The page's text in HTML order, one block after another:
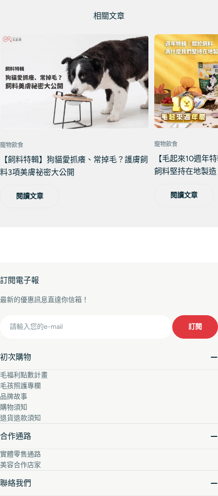
相關文章
寵物飲食
【飼料特輯】狗貓愛抓癢、常掉毛？護膚飼
料3項美膚祕密大公開
閱讀文章
寵物飲食
【毛起來10週年
飼料堅持在地製造
閱讀文章
初次購物
毛福利點數計畫
毛孩照護專欄
品牌故事
購物須知
退貨退款須知
合作通路
實體零售通路
美容合作店家
聯絡我們
訂閱電子報
最新的優惠訊息直達你信箱！
訂閱